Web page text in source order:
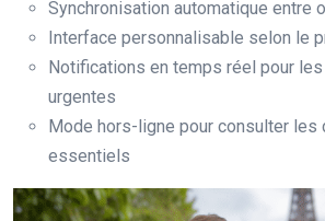
Synchronisation automatique entre
Interface personnalisable selon le
Notifications en temps réel pour
urgentes
Mode hors-ligne pour consulter les
essentiels